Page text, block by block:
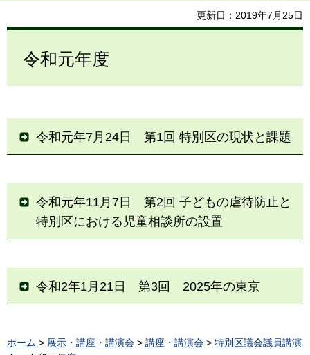
更新日：2019年7月25日
令和元年度
令和元年7月24日 第1回 特別区の現状と課題
令和元年11月7日 第2回 子どもの虐待防止と
特別区における児童相談所の設置
令和2年1月21日 第3回 2025年の東京
ホーム > 展示・講座・講演会 > 講座・講演会 > 特別区議会議員講演